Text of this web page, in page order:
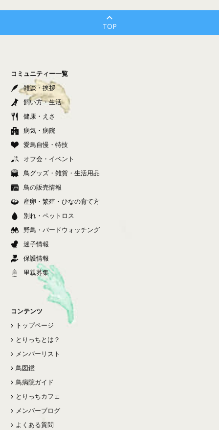
TOP
コミュニティー一覧
雑談・挨拶
飼い方・生活
健康・えさ
病気・病院
愛鳥自慢・特技
オフ会・イベント
鳥グッズ・雑貨・生活用品
鳥の販売情報
産卵・繁殖・ひなの育て方
別れ・ペットロス
野鳥・バードウォッチング
迷子情報
保護情報
里親募集
コンテンツ
トップページ
とりっちとは？
メンバーリスト
鳥図鑑
鳥病院ガイド
とりっちカフェ
メンバーブログ
よくある質問